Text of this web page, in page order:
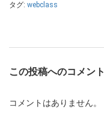
タグ: webclass
この投稿へのコメント
コメントはありません。